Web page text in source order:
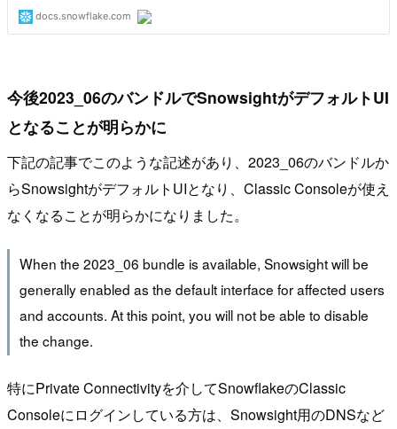
今後2023_06のバンドルでSnowsightがデフォルトUI
となることが明らかに
下記の記事でこのような記述があり、2023_06のバンドルか
らSnowsightがデフォルトUIとなり、Classic Consoleが使え
なくなることが明らかになりました。
When the 2023_06 bundle is available, Snowsight will be
generally enabled as the default interface for affected users
and accounts. At this point, you will not be able to disable
the change.
特にPrivate Connectivityを介してSnowflakeのClassic
Consoleにログインしている方は、Snowsight用のDNSなど